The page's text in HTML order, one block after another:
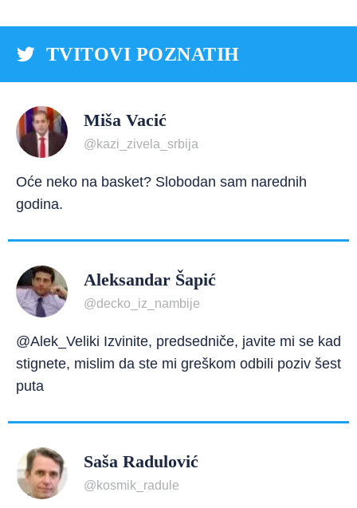
TVITOVI POZNATIH
Miša Vacić
@kazi_zivela_srbija
Oće neko na basket? Slobodan sam narednih
godina.
Aleksandar Šapić
@decko_iz_nambije
@Alek_Veliki Izvinite, predsedniče, javite mi se kad
stignete, mislim da ste mi greškom odbili poziv šest
puta
Saša Radulović
@kosmik_radule